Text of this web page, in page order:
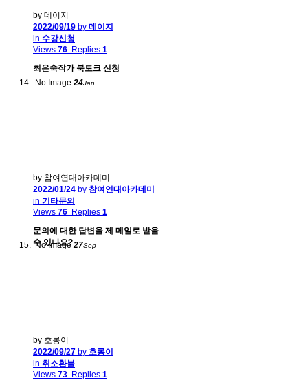
by 데이지
2022/09/19 by 데이지
in 수강신청
Views 76 Replies 1
최은숙작가 북토크 신청
No Image 24Jan
by 참여연대아카데미
2022/01/24 by 참여연대아카데미
in 기타문의
Views 76 Replies 1
문의에 대한 답변을 제 메일로 받을
수 있나요?
No Image 27Sep
by 호롱이
2022/09/27 by 호롱이
in 취소환불
Views 73 Replies 1